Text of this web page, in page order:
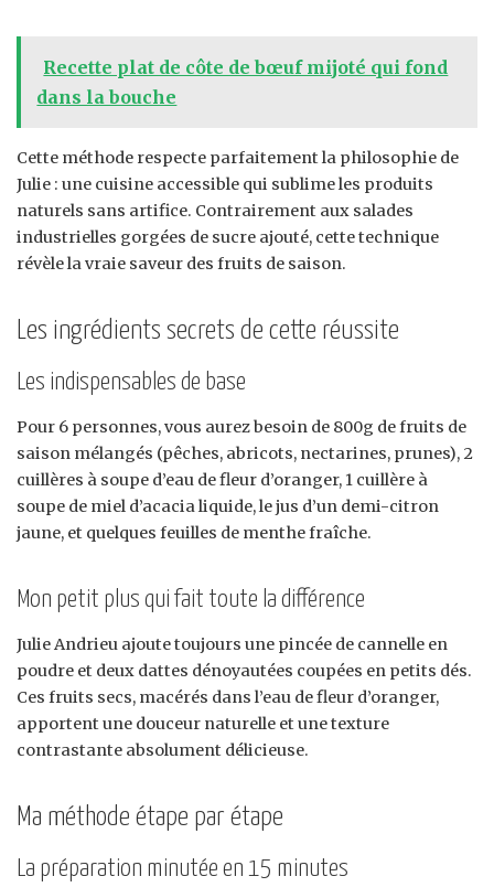
Recette plat de côte de bœuf mijoté qui fond
dans la bouche
Cette méthode respecte parfaitement la philosophie de
Julie : une cuisine accessible qui sublime les produits
naturels sans artifice. Contrairement aux salades
industrielles gorgées de sucre ajouté, cette technique
révèle la vraie saveur des fruits de saison.
Les ingrédients secrets de cette réussite
Les indispensables de base
Pour 6 personnes, vous aurez besoin de 800g de fruits de
saison mélangés (pêches, abricots, nectarines, prunes), 2
cuillères à soupe d’eau de fleur d’oranger, 1 cuillère à
soupe de miel d’acacia liquide, le jus d’un demi-citron
jaune, et quelques feuilles de menthe fraîche.
Mon petit plus qui fait toute la différence
Julie Andrieu ajoute toujours une pincée de cannelle en
poudre et deux dattes dénoyautées coupées en petits dés.
Ces fruits secs, macérés dans l’eau de fleur d’oranger,
apportent une douceur naturelle et une texture
contrastante absolument délicieuse.
Ma méthode étape par étape
La préparation minutée en 15 minutes